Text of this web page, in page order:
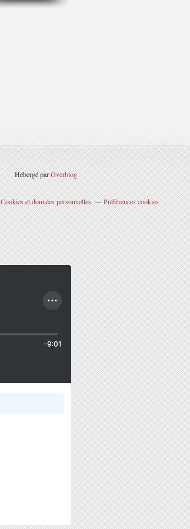
Hébergé parOverblog
Cookies et données personnelles Préférences cookies
-9:01